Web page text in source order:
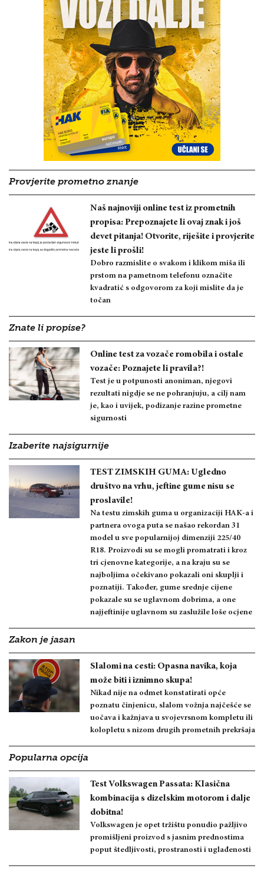
Provjerite prometno znanje
Naš najnoviji online test iz prometnih
propisa: Prepoznajete li ovaj znak i još
devet pitanja! Otvorite, riješite i provjerite
jeste li prošli!
Dobro razmislite o svakom i klikom miša ili
prstom na pametnom telefonu označite
kvadratić s odgovorom za koji mislite da je
točan
Znate li propise?
Online test za vozače romobila i ostale
vozače: Poznajete li pravila?!
Test je u potpunosti anoniman, njegovi
rezultati nigdje se ne pohranjuju, a cilj nam
je, kao i uvijek, podizanje razine prometne
sigurnosti
Izaberite najsigurnije
TEST ZIMSKIH GUMA: Ugledno
društvo na vrhu, jeftine gume nisu se
proslavile!
Na testu zimskih guma u organizaciji HAK-a i
partnera ovoga puta se našao rekordan 31
model u sve popularnijoj dimenziji 225/40
R18. Proizvodi su se mogli promatrati i kroz
tri cjenovne kategorije, a na kraju su se
najboljima očekivano pokazali oni skuplji i
poznatiji. Također, gume srednje cijene
pokazale su se uglavnom dobrima, a one
najjeftinije uglavnom su zaslužile loše ocjene
Zakon je jasan
Slalomi na cesti: Opasna navika, koja
može biti i iznimno skupa!
Nikad nije na odmet konstatirati opće
poznatu činjenicu, slalom vožnja najčešće se
uočava i kažnjava u svojevrsnom kompletu ili
kolopletu s nizom drugih prometnih prekršaja
Popularna opcija
Test Volkswagen Passata: Klasična
kombinacija s dizelskim motorom i dalje
dobitna!
Volkswagen je opet tržištu ponudio pažljivo
promišljeni proizvod s jasnim prednostima
poput štedljivosti, prostranosti i uglađenosti